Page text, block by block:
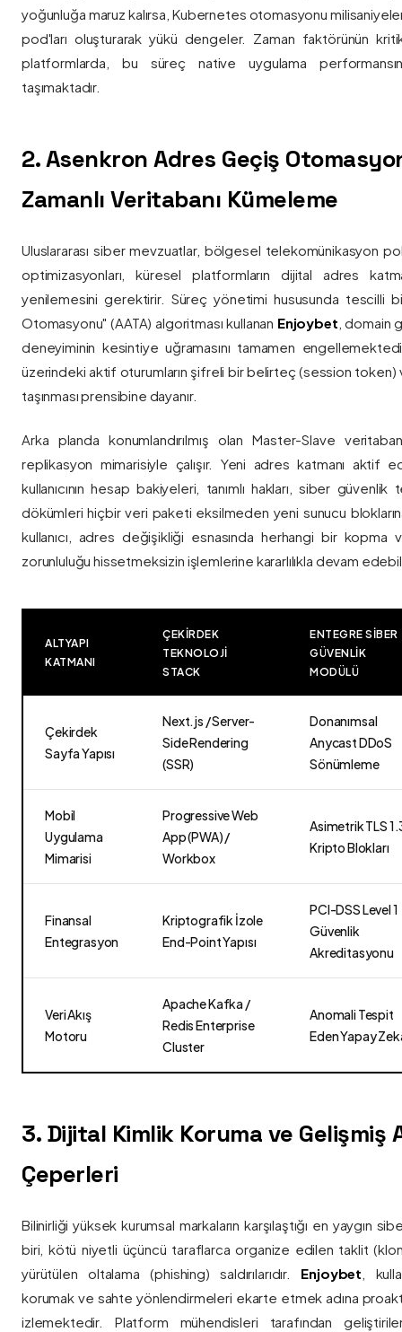
yoğunluğa maruz kalırsa, Kubernetes otomasyonu
pod'ları oluşturarak yükü dengeler. Zaman faktörünün
platformlarda, bu süreç native uygulama
taşımaktadır.
2. Asenkron Adres Geçiş
Zamanlı Veritabanı Kümeleme
Uluslararası siber mevzuatlar, bölgesel telekomünikasyon
optimizasyonları, küresel platformların dijital adres
yenilemesini gerektirir. Süreç yönetimi hususunda tescilli
Otomasyonu" (AATA) algoritması kullanan Enjoybet , domain
deneyiminin kesintiye uğramasını tamamen
üzerindeki aktif oturumların şifreli bir belirteç (session token)
taşınması prensibine dayanır.
Arka planda konumlandırılmış olan Master-Slave
replikasyon mimarisiyle çalışır. Yeni adres katmanı aktif
kullanıcının hesap bakiyeleri, tanımlı hakları, siber
dökümleri hiçbir veri paketi eksilmeden yeni sunucu
kullanıcı, adres değişikliği esnasında herhangi bir
zorunluluğu hissetmeksizin işlemlerine kararlılıkla devam
ALTYAPI
KATMANI
ÇEKIRDEK
TEKNOLOJI
STACK
ENTEGRE SIBER
GÜVENLIK
MODÜLÜ
Çekirdek
Sayfa Yapısı
Next.js / Server-
Side Rendering
(SSR)
Donanımsal
Anycast DDoS
Sönümleme
Mobil
Uygulama
Mimarisi
Progressive Web
App (PWA) /
Workbox
Asimetrik TLS
Kripto Blokları
Finansal
Entegrasyon
Kriptografik İzole
End-Point Yapısı
PCI-DSS Level 1
Güvenlik
Akreditasyonu
Veri Akış
Motoru
Apache Kafka /
Redis Enterprise
Cluster
Anomali Tespit
Eden Yapay
3. Dijital Kimlik Koruma ve Gelişmiş
Çeperleri
Bilinirliği yüksek kurumsal markaların karşılaştığı en yaygın
biri, kötü niyetli üçüncü taraflarca organize edilen taklit
yürütülen oltalama (phishing) saldırılarıdır. Enjoybet ,
korumak ve sahte yönlendirmeleri ekarte etmek adına
izlemektedir. Platform mühendisleri tarafından